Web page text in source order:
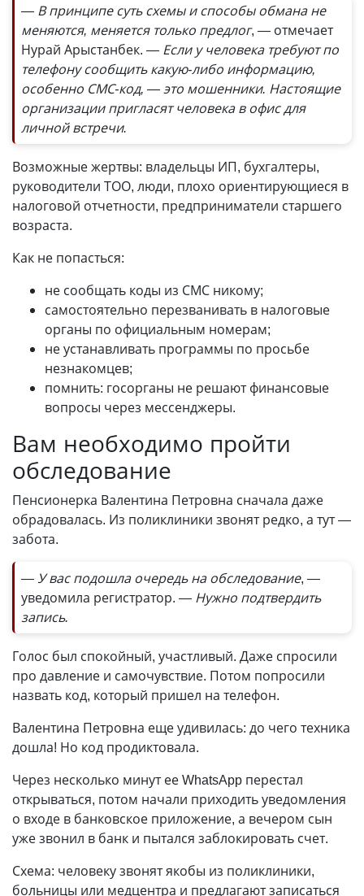
— В принципе суть схемы и способы обмана не
меняются, меняется только предлог, — отмечает
Нурай Арыстанбек. — Если у человека требуют по
телефону сообщить какую-либо информацию,
особенно СМС-код, — это мошенники. Настоящие
организации пригласят человека в офис для
личной встречи.
Возможные жертвы: владельцы ИП, бухгалтеры,
руководители ТОО, люди, плохо ориентирующиеся в
налоговой отчетности, предприниматели старшего
возраста.
Как не попасться:
не сообщать коды из СМС никому;
самостоятельно перезванивать в налоговые
органы по официальным номерам;
не устанавливать программы по просьбе
незнакомцев;
помнить: госорганы не решают финансовые
вопросы через мессенджеры.
Вам необходимо пройти
обследование
Пенсионерка Валентина Петровна сначала даже
обрадовалась. Из поликлиники звонят редко, а тут —
забота.
— У вас подошла очередь на обследование, —
уведомила регистратор. — Нужно подтвердить
запись.
Голос был спокойный, участливый. Даже спросили
про давление и самочувствие. Потом попросили
назвать код, который пришел на телефон.
Валентина Петровна еще удивилась: до чего техника
дошла! Но код продиктовала.
Через несколько минут ее WhatsApp перестал
открываться, потом начали приходить уведомления
о входе в банковское приложение, а вечером сын
уже звонил в банк и пытался заблокировать счет.
Схема: человеку звонят якобы из поликлиники,
больницы или медцентра и предлагают записаться